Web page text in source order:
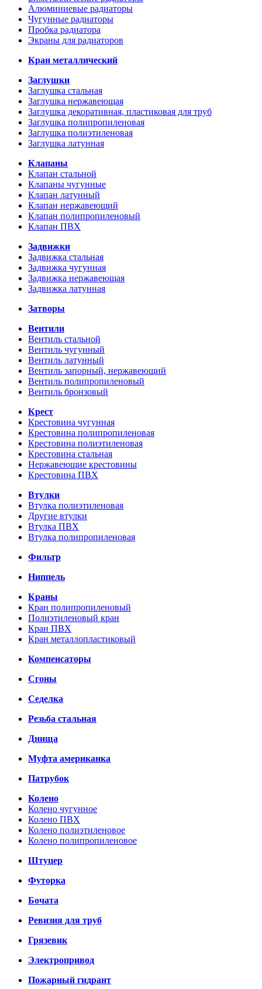
Алюминиевые радиаторы
Чугунные радиаторы
Пробка радиатора
Экраны для радиаторов
Кран металлический
Заглушки
Заглушка стальная
Заглушка нержавеющая
Заглушка декоративная, пластиковая для труб
Заглушка полипропиленовая
Заглушка полиэтиленовая
Заглушка латунная
Клапаны
Клапан стальной
Клапаны чугунные
Клапан латунный
Клапан нержавеющий
Клапан полипропиленовый
Клапан ПВХ
Задвижки
Задвижка стальная
Задвижка чугунная
Задвижка нержавеющая
Задвижка латунная
Затворы
Вентили
Вентиль стальной
Вентиль чугунный
Вентиль латунный
Вентиль запорный, нержавеющий
Вентиль полипропиленовый
Вентиль бронзовый
Крест
Крестовина чугунная
Крестовина полипропиленовая
Крестовина полиэтиленовая
Крестовина стальная
Нержавеющие крестовины
Крестовина ПВХ
Втулки
Втулка полиэтиленовая
Другие втулки
Втулка ПВХ
Втулка полипропиленовая
Фильтр
Ниппель
Краны
Кран полипропиленовый
Полиэтиленовый кран
Кран ПВХ
Кран металлопластиковый
Компенсаторы
Сгоны
Седелка
Резьба стальная
Днища
Муфта американка
Патрубок
Колено
Колено чугунное
Колено ПВХ
Колено полиэтиленовое
Колено полипропиленовое
Штуцер
Футорка
Бочата
Ревизия для труб
Грязевик
Электропривод
Пожарный гидрант